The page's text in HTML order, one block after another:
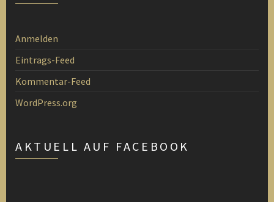
Anmelden
Eintrags-Feed
Kommentar-Feed
WordPress.org
AKTUELL AUF FACEBOOK